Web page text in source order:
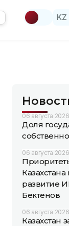
KZ
06 августа
Доля
06 августа
развитие
Бектенов
06 августа
Казахстан